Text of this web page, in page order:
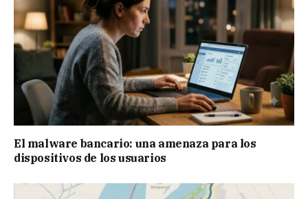
El malware bancario: una amenaza para los
dispositivos de los usuarios